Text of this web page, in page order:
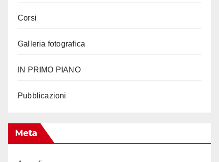
Corsi
Galleria fotografica
IN PRIMO PIANO
Pubblicazioni
Meta